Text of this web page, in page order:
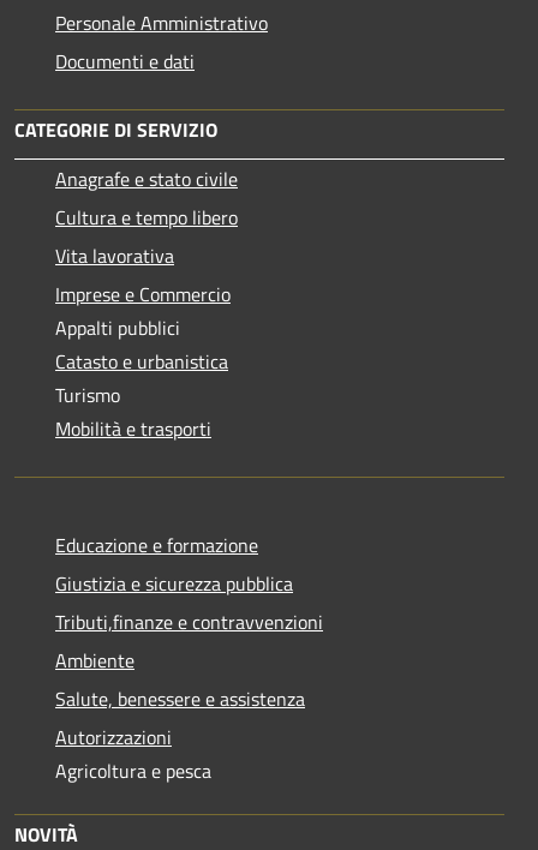
Personale Amministrativo
Documenti e dati
CATEGORIE DI SERVIZIO
Anagrafe e stato civile
Cultura e tempo libero
Vita lavorativa
Imprese e Commercio
Appalti pubblici
Catasto e urbanistica
Turismo
Mobilità e trasporti
Educazione e formazione
Giustizia e sicurezza pubblica
Tributi,finanze e contravvenzioni
Ambiente
Salute, benessere e assistenza
Autorizzazioni
Agricoltura e pesca
NOVITÀ